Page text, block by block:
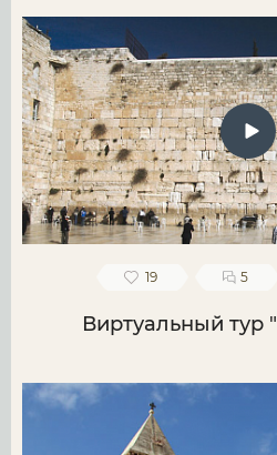
19 5
Виртуальный тур